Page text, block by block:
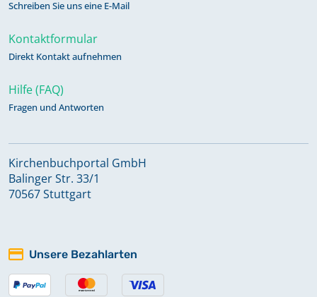
Schreiben Sie uns eine E-Mail
Kontaktformular
Direkt Kontakt aufnehmen
Hilfe (FAQ)
Fragen und Antworten
Kirchenbuchportal GmbH
Balinger Str. 33/1
70567 Stuttgart
Unsere Bezahlarten